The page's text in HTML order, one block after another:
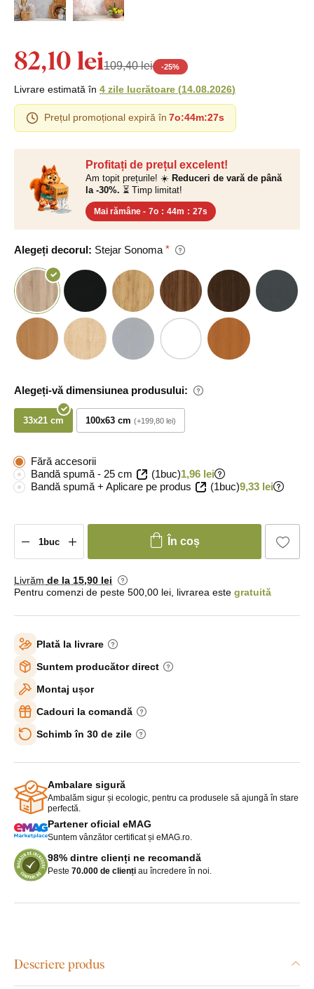
Profitați de prețul excelent!
Am topit prețurile! ☀️ Reduceri de vară de până
la -30%. ⏳ Timp limitat!
Mai rămâne - 7o : 44m : 26s
Alegeți decorul: Stejar Sonoma
Alegeți-vă dimensiunea produsului:
33x21 cm 100x63 cm +199,80 lei
82,10 lei109,40 lei -25%
Livrare estimată în 4 zile lucrătoare (14.08.2026)
Prețul promoțional expiră în 7o:44m:26s
Fără accesorii
Bandă spumă - 25 cm
(1buc)1,96 lei
Bandă spumă + Aplicare pe produs
(1buc)9,33 lei
În coș
Livrăm de la 15,90 lei
Pentru comenzi de peste 500,00 lei, livrarea este gratuită
Plată la livrare
Suntem producător direct
Montaj ușor
Cadouri la comandă
Schimb în 30 de zile
Ambalare sigură
Ambalăm sigur și ecologic, pentru ca produsele să ajungă în stare
perfectă.
Partener oficial eMAG
Suntem vânzător certificat și eMAG.ro.
98% dintre clienți ne recomandă
Peste 70.000 de clienți au încredere în noi.
Descriere produs